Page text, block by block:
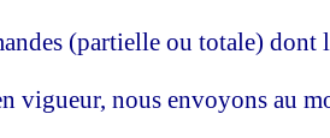
ou totale) dont
envoyons au moment